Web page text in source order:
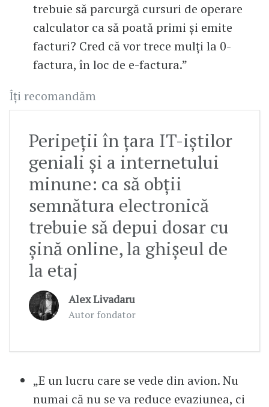
trebuie să parcurgă cursuri de operare
calculator ca să poată primi și emite
facturi? Cred că vor trece mulți la 0-
factura, în loc de e-factura.”
Îți recomandăm
Peripeții în țara IT-iștilor
geniali și a internetului
minune: ca să obții
semnătura electronică
trebuie să depui dosar cu
șină online, la ghișeul de
la etaj
Alex Livadaru
Autor fondator
„E un lucru care se vede din avion. Nu
numai că nu se va reduce evaziunea, ci